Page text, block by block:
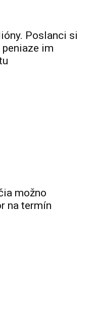
Poslanci si
im
možno
na termín